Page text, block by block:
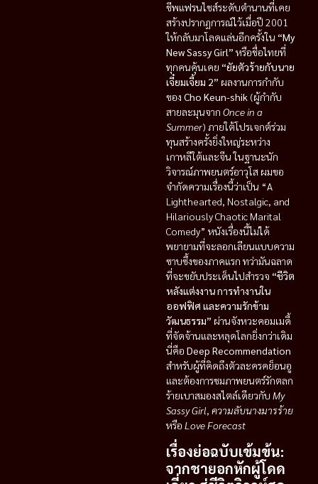
ชีพแฟรนไชส์ระดับตำนานที่เคย
สร้างปรากฏการณ์ไว้เมื่อปี 2001
ให้กลับมาโลดแล่นอีกครั้งใน “My
New Sassy Girl” หรือชื่อไทยที่
ทุกคนคุ้นเคย “ยัยตัวร้ายกับนาย
เจี๋ยมเจี้ยม 2” ผลงานการกำกับ
ของ Cho Keun-shik (ผู้กำกับ
สายละมุนจาก Once in a
Summer) ภายใต้โปรเจกต์ร่วม
ทุนสร้างครั้งยิ่งใหญ่ระหว่าง
เกาหลีใต้และจีน ในฐานะนัก
วิจารณ์ภาพยนตร์อาวุโส ผมขอ
จำกัดความเรื่องนี้ว่าเป็น “A
Lighthearted, Nostalgic, and
Hilariously Chaotic Marital
Comedy” หนังเรื่องนี้ไม่ได้
พยายามที่จะลอกเลียนแบบความ
ซาบซึ้งของภาคแรก ทว่ามันฉลาด
ที่จะขยับประเด็นไปสำรวจ “ชีวิต
หลังแต่งงาน การทำงานใน
ออฟฟิศ และความรักข้าม
วัฒนธรรม” ผ่านจังหวะคอมเมดี้
ที่จัดจ้านและหลุดโลกยิ่งกว่าเดิม
นี่คือ Deep Recommendation
สำหรับผู้ที่คิดถึงตัวละครคย็อนอู
และต้องการชมภาพยนตร์รักตลก
ร้ายเบาสมองสไตล์เดียวกับ My
Sassy Girl, ความลับนางมารร้าย
หรือ Love Forecast
เรื่องย่อฉบับเข้มข้น:
จากชายอกหักผู้โดด